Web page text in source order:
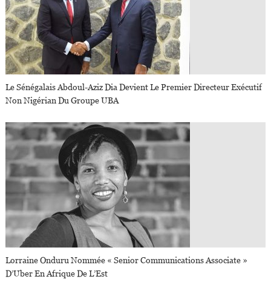
Le Sénégalais Abdoul-Aziz Dia Devient Le Premier Directeur Exécutif
Non Nigérian Du Groupe UBA
Lorraine Onduru Nommée « Senior Communications Associate »
D’Uber En Afrique De L’Est